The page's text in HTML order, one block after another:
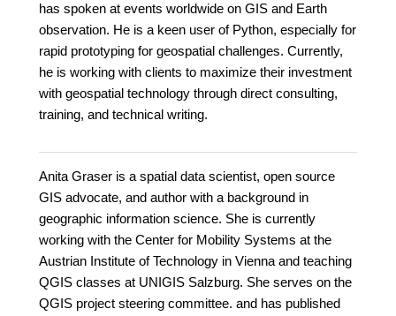
has spoken at events worldwide on GIS and Earth
observation. He is a keen user of Python, especially for
rapid prototyping for geospatial challenges. Currently,
he is working with clients to maximize their investment
with geospatial technology through direct consulting,
training, and technical writing.
Anita Graser is a spatial data scientist, open source
GIS advocate, and author with a background in
geographic information science. She is currently
working with the Center for Mobility Systems at the
Austrian Institute of Technology in Vienna and teaching
QGIS classes at UNIGIS Salzburg. She serves on the
QGIS project steering committee. and has published